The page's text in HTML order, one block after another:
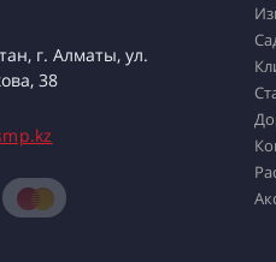
г. Алматы, ул.
38